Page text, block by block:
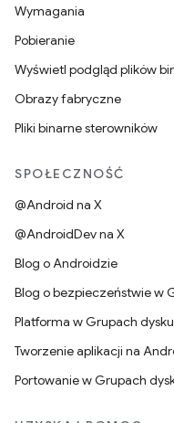
Wymagania
Pobieranie
Wyświetl podgląd plików
Obrazy fabryczne
Pliki binarne sterowników
SPOŁECZNOŚĆ
@Android na X
@AndroidDev na X
Blog o Androidzie
Blog o bezpieczeństwie w
Platforma w Grupach
Tworzenie aplikacji na
Portowanie w Grupach